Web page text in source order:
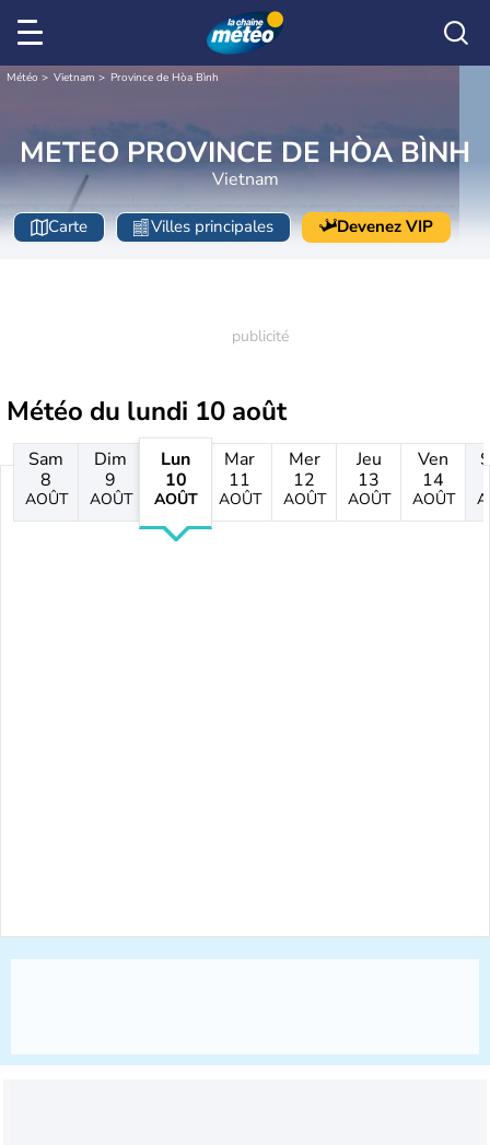
Météo Vietnam Province de Hòa Bình
METEO PROVINCE DE HÒA BÌNH
Vietnam
Carte Villes principales Devenez VIP
Météo du lundi 10 août
Sam
8
AOÛT
Dim
9
AOÛT
Lun
10
AOÛT
Mar
11
AOÛT
Mer
12
AOÛT
Jeu
13
AOÛT
Ven
14
AOÛT